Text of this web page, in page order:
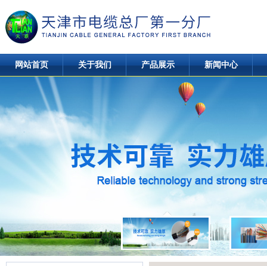
网站首页 关于我们 产品展示 新闻中心